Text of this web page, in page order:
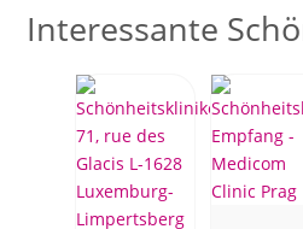
Interessante